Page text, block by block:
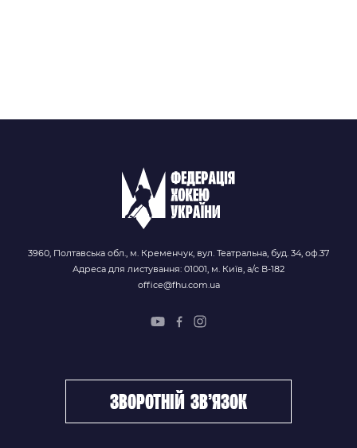
3960, Полтавська обл., м. Кременчук, вул. Театральна, буд. 34, оф.37
Адреса для листування: 01001, м. Київ, а/с В-182
office@fhu.com.ua
зворотній зв’язок